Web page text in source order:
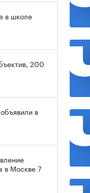
в школе
200
в
в Москве 7